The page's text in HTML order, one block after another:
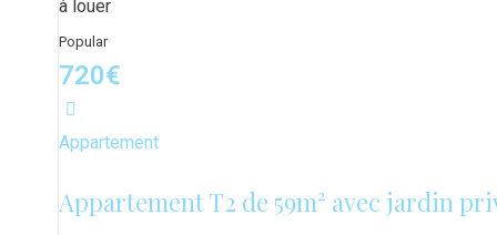
à louer
Popular
720€
Appartement
Appartement T2 de 59m² avec jardin